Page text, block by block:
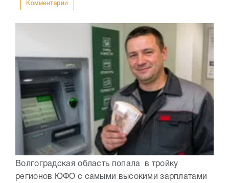
Комментарии
Волгоградская область попала в тройку
регионов ЮФО с самыми высокими зарплатами